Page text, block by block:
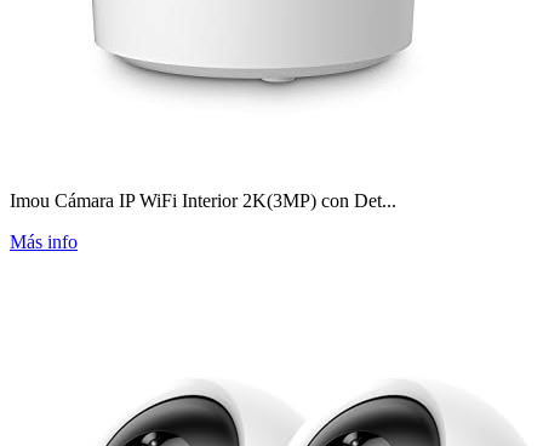
Imou Cámara IP WiFi Interior 2K(3MP) con Det...
Más info